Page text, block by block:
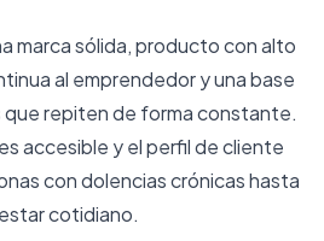
marca sólida, producto con alto
al emprendedor y una base
repiten de forma constante.
accesible y el perfil de cliente
con dolencias crónicas hasta
cotidiano.